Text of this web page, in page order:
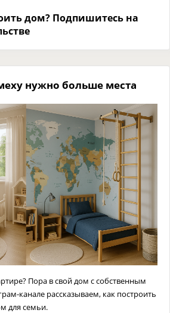
дом? Подпишитесь на
нужно больше места
Пора в свой дом с собственным
канале рассказываем, как построить
для семьи.